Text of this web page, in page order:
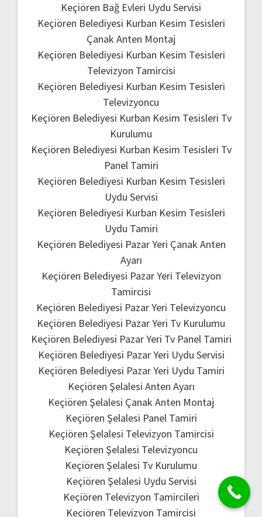
Keçiören Bağ Evleri Uydu Servisi
Keçiören Belediyesi Kurban Kesim Tesisleri
Çanak Anten Montaj
Keçiören Belediyesi Kurban Kesim Tesisleri
Televizyon Tamircisi
Keçiören Belediyesi Kurban Kesim Tesisleri
Televizyoncu
Keçiören Belediyesi Kurban Kesim Tesisleri Tv
Kurulumu
Keçiören Belediyesi Kurban Kesim Tesisleri Tv
Panel Tamiri
Keçiören Belediyesi Kurban Kesim Tesisleri
Uydu Servisi
Keçiören Belediyesi Kurban Kesim Tesisleri
Uydu Tamiri
Keçiören Belediyesi Pazar Yeri Çanak Anten
Ayarı
Keçiören Belediyesi Pazar Yeri Televizyon
Tamircisi
Keçiören Belediyesi Pazar Yeri Televizyoncu
Keçiören Belediyesi Pazar Yeri Tv Kurulumu
Keçiören Belediyesi Pazar Yeri Tv Panel Tamiri
Keçiören Belediyesi Pazar Yeri Uydu Servisi
Keçiören Belediyesi Pazar Yeri Uydu Tamiri
Keçiören Şelalesi Anten Ayarı
Keçiören Şelalesi Çanak Anten Montaj
Keçiören Şelalesi Panel Tamiri
Keçiören Şelalesi Televizyon Tamircisi
Keçiören Şelalesi Televizyoncu
Keçiören Şelalesi Tv Kurulumu
Keçiören Şelalesi Uydu Servisi
Keçiören Televizyon Tamircileri
Keçiören Televizyon Tamircisi